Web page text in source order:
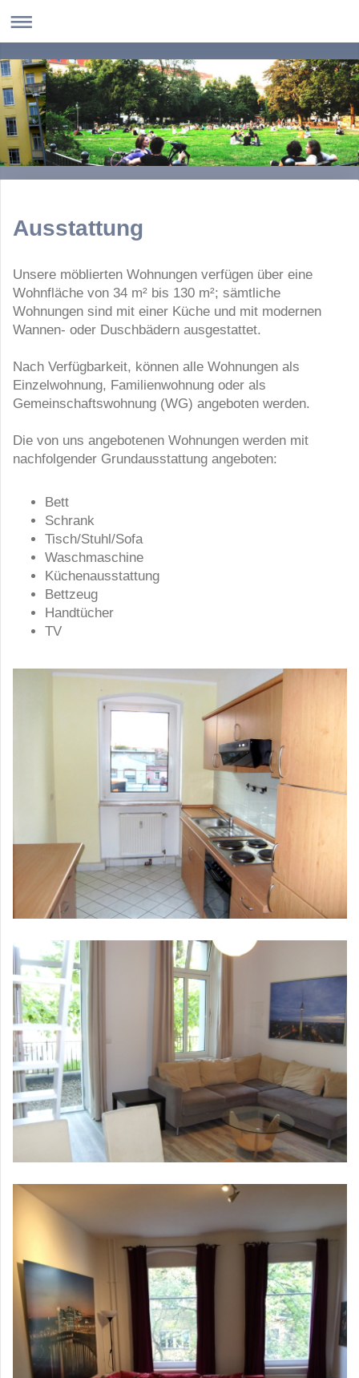
Ausstattung
Unsere möblierten Wohnungen verfügen über eine
Wohnfläche von 34 m² bis 130 m²; sämtliche
Wohnungen sind mit einer Küche und mit modernen
Wannen- oder Duschbädern ausgestattet.
Nach Verfügbarkeit, können alle Wohnungen als
Einzelwohnung, Familienwohnung oder als
Gemeinschaftswohnung (WG) angeboten werden.
Die von uns angebotenen Wohnungen werden mit
nachfolgender Grundausstattung angeboten:
Bett
Schrank
Tisch/Stuhl/Sofa
Waschmaschine
Küchenausstattung
Bettzeug
Handtücher
TV